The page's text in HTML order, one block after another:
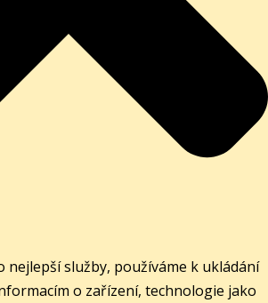
nejlepší služby, používáme k ukládání
o zařízení, technologie jako